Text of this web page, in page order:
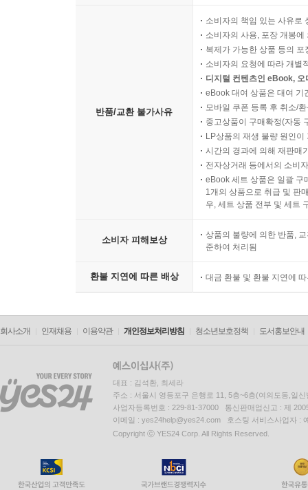
반품/교환 불가사유
소비자의 책임 있는 사유로
소비자의 사용, 포장 개봉
복제가 가능한 상품 등의
소비자의 요청에 따라 개별
디지털 컨텐츠인 eBook,
eBook 대여 상품은 대여 기
모바일 쿠폰 등록 후 취소/
중고상품이 구매확정(자동
LP상품의 재생 불량 원인
시간의 경과에 의해 재판매
전자상거래 등에서의 소비
eBook 세트 상품은 일괄 구
1개의 상품으로 취급 및 판
우, 세트 상품 전부 및 세트
소비자 피해보상
상품의 불량에 의한 반품,
준하여 처리됨
환불 지연에 따른 배상 대금 환불 및 환불 지연에
회사소개 인재채용 이용약관 개인정보처리방침 청소년보호정책 도서홍보안내
대표 : 김석환, 최세라
주소 : 서울시 영등포구 은행로 11, 5층~6층(여의도동,일신
사업자등록번호 : 229-81-37000 통신판매업신고 : 제
이메일 : yes24help@yes24.com 호스팅 서비스사업자 :
Copyright ⓒ YES24 Corp. All Rights Reserved.